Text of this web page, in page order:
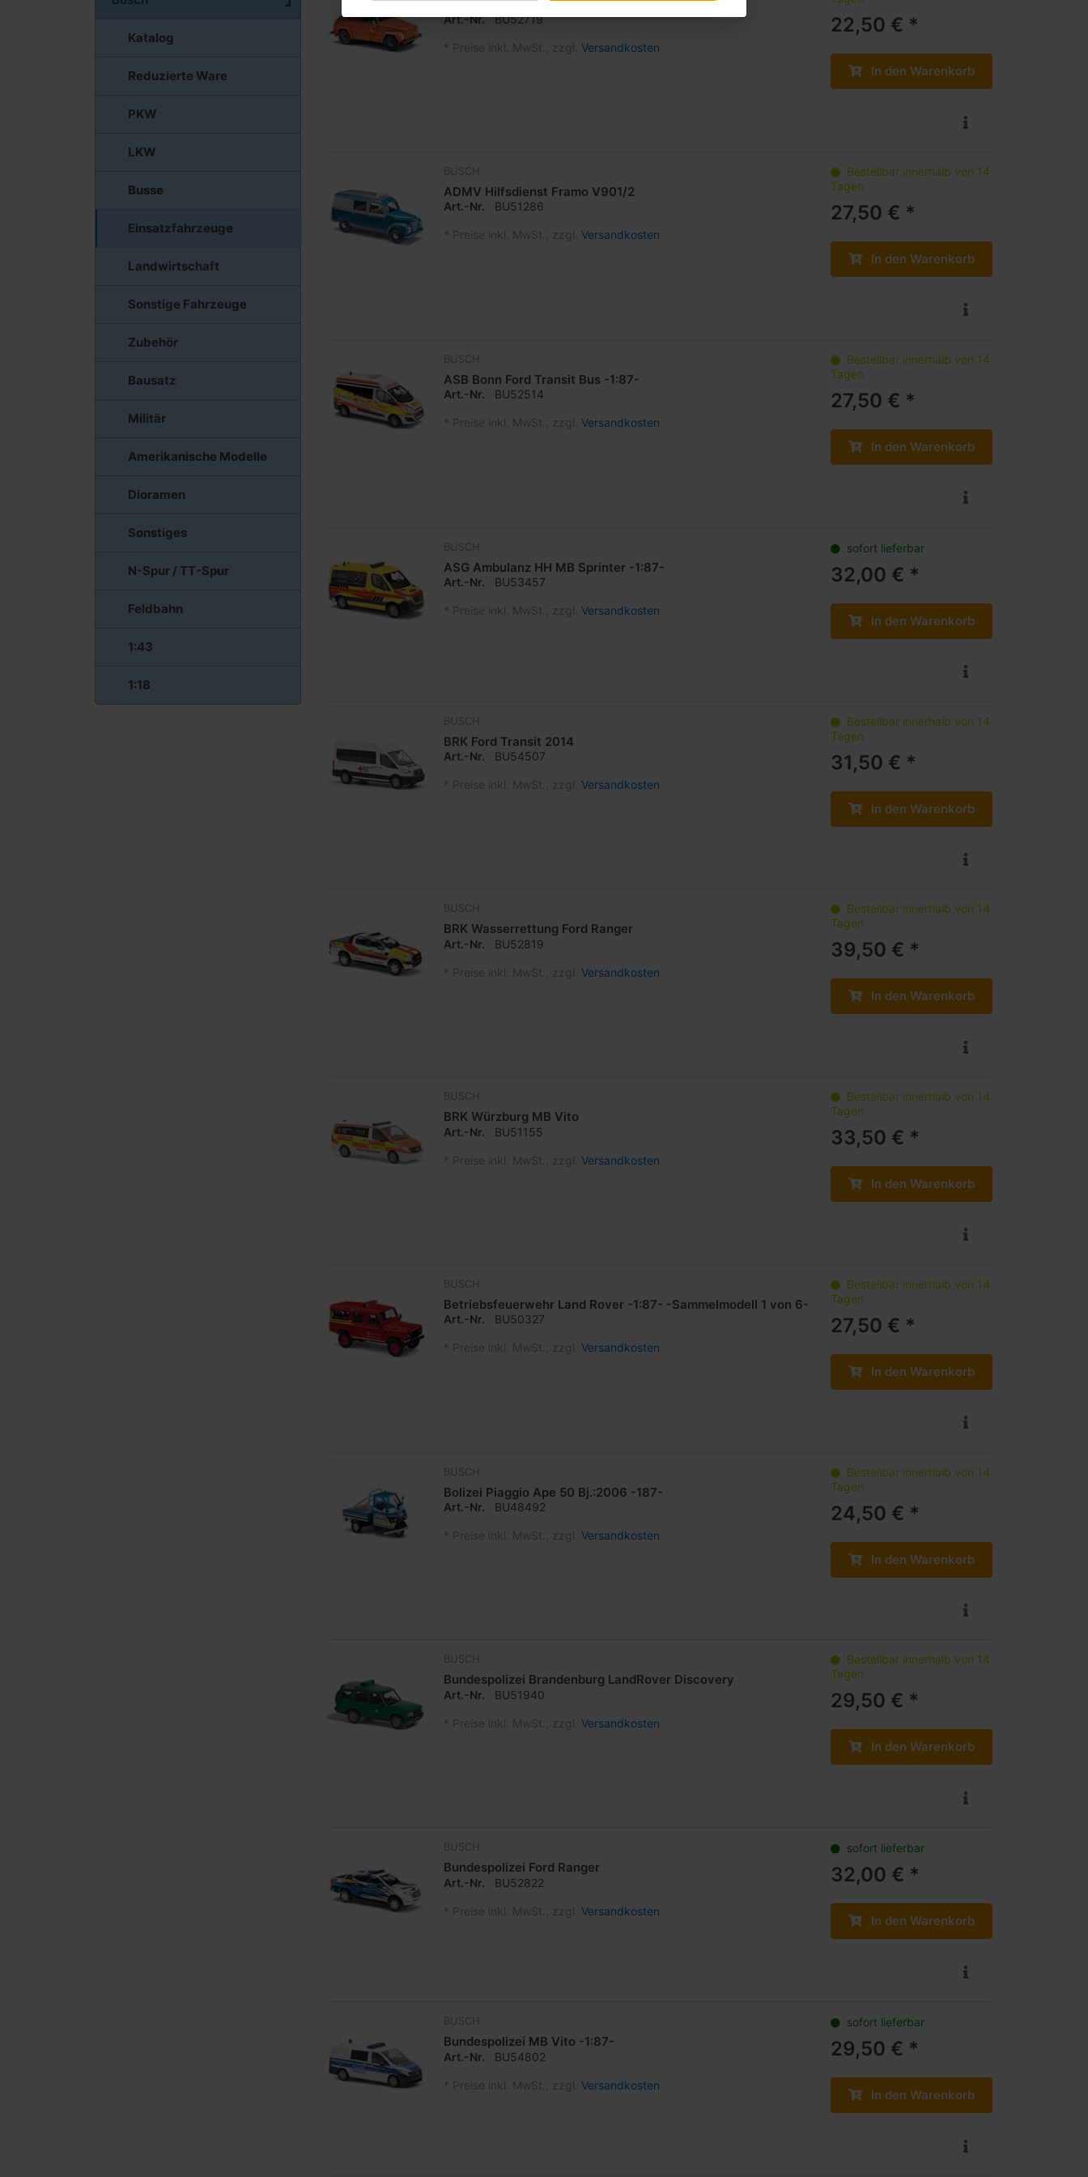
Katalog
Reduzierte Ware
PKW
LKW
Busse
Einsatzfahrzeuge
Landwirtschaft
Sonstige Fahrzeuge
Zubehör
Bausatz
Militär
Amerikanische Modelle
Dioramen
Sonstiges
N-Spur / TT-Spur
Feldbahn
1:43
1:18
ABC Wagen VW 181 -1:87-
Art.-Nr. BU52719
* Preise inkl. MwSt., zzgl. Versandkosten
22,50 € *
In den Warenkorb
BUSCH
ADMV Hilfsdienst Framo V901/2
Art.-Nr. BU51286
* Preise inkl. MwSt., zzgl. Versandkosten
Bestellbar innerhalb von 14
Tagen
27,50 € *
In den Warenkorb
BUSCH
ASB Bonn Ford Transit Bus -1:87-
Art.-Nr. BU52514
* Preise inkl. MwSt., zzgl. Versandkosten
Bestellbar innerhalb von 14
Tagen
27,50 € *
In den Warenkorb
BUSCH
ASG Ambulanz HH MB Sprinter -1:87-
Art.-Nr. BU53457
* Preise inkl. MwSt., zzgl. Versandkosten
sofort lieferbar
32,00 € *
In den Warenkorb
BUSCH
BRK Ford Transit 2014
Art.-Nr. BU54507
* Preise inkl. MwSt., zzgl. Versandkosten
Bestellbar innerhalb von 14
Tagen
31,50 € *
In den Warenkorb
BUSCH
BRK Wasserrettung Ford Ranger
Art.-Nr. BU52819
* Preise inkl. MwSt., zzgl. Versandkosten
Bestellbar innerhalb von 14
Tagen
39,50 € *
In den Warenkorb
BUSCH
BRK Würzburg MB Vito
Art.-Nr. BU51155
* Preise inkl. MwSt., zzgl. Versandkosten
Bestellbar innerhalb von 14
Tagen
33,50 € *
In den Warenkorb
BUSCH
Betriebsfeuerwehr Land Rover -1:87- -Sammelmodell 1 von 6-
Art.-Nr. BU50327
* Preise inkl. MwSt., zzgl. Versandkosten
Bestellbar innerhalb von 14
Tagen
27,50 € *
In den Warenkorb
BUSCH
Bolizei Piaggio Ape 50 Bj.:2006 -187-
Art.-Nr. BU48492
* Preise inkl. MwSt., zzgl. Versandkosten
Bestellbar innerhalb von 14
Tagen
24,50 € *
In den Warenkorb
BUSCH
Bundespolizei Brandenburg LandRover Discovery
Art.-Nr. BU51940
* Preise inkl. MwSt., zzgl. Versandkosten
Bestellbar innerhalb von 14
Tagen
29,50 € *
In den Warenkorb
BUSCH
Bundespolizei Ford Ranger
Art.-Nr. BU52822
* Preise inkl. MwSt., zzgl. Versandkosten
sofort lieferbar
32,00 € *
In den Warenkorb
BUSCH
Bundespolizei MB Vito -1:87-
Art.-Nr. BU54802
* Preise inkl. MwSt., zzgl. Versandkosten
sofort lieferbar
29,50 € *
In den Warenkorb